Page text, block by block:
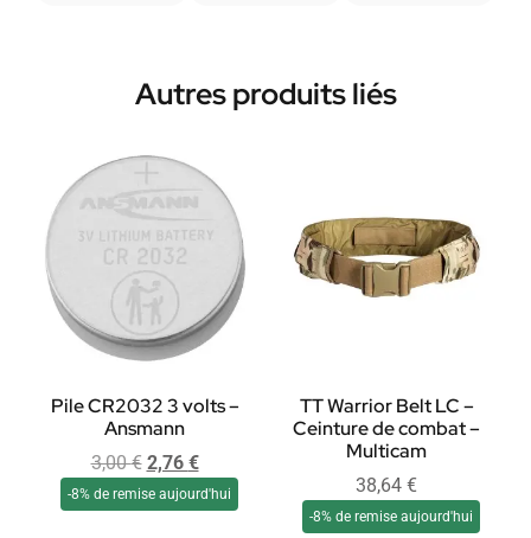
Autres produits liés
Pile CR2032 3 volts –
Ansmann
3,00€ 2,76 €
-8% de remise aujourd'hui
TT Warrior Belt LC –
Ceinture de combat –
Multicam
38,64 €
-8% de remise aujourd'hui